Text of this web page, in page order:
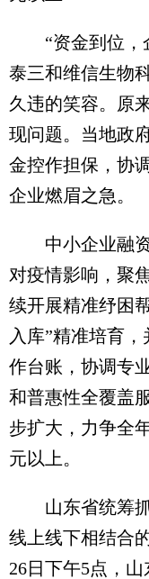
“资金到位，
泰三和维信生物
久违的笑容。原
现问题。当地政
金控作担保，协
企业燃眉之急。
中小企业融资
对疫情影响，聚
续开展精准纾困
入库”精准培育
作台账，协调专
和普惠性全覆盖
步扩大，力争全
元以上。
山东省统筹抓
线上线下相结合
26日下午5点，